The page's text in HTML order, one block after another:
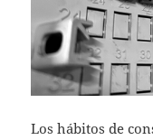
Los hábitos de